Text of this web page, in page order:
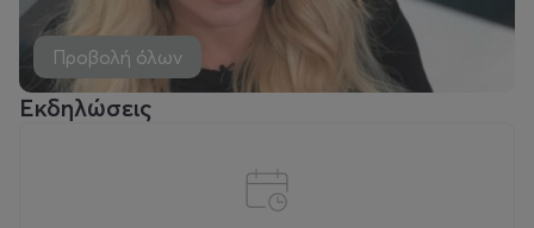
Προβολή όλων
Εκδηλώσεις